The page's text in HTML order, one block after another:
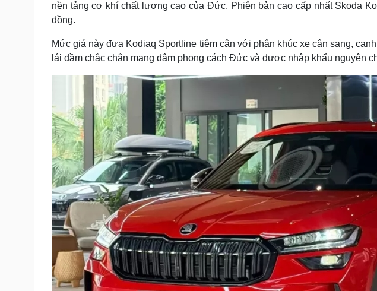
nền tảng cơ khí chất lượng cao của Đức. Phiên bản cao cấp nhất Skoda
đồng.
Mức giá này đưa Kodiaq Sportline tiệm cận với phân khúc xe cận sang,
lái đầm chắc chắn mang đậm phong cách Đức và được nhập khẩu nguyên